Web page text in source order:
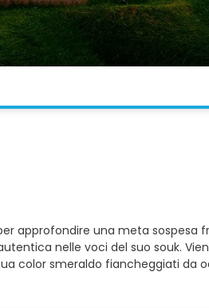
approfondire una meta sospesa
nelle voci del suo souk.
color smeraldo fiancheggiati da